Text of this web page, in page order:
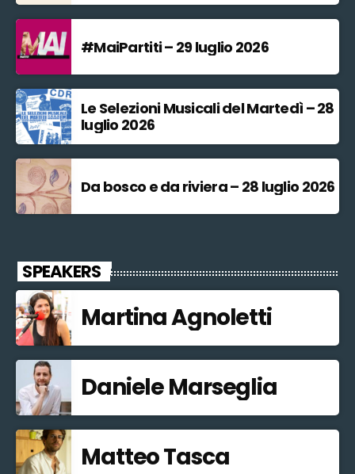
#MaiPartiti – 29 luglio 2026
Le Selezioni Musicali del Martedì – 28
luglio 2026
Da bosco e da riviera – 28 luglio 2026
SPEAKERS
Martina Agnoletti
Daniele Marseglia
Matteo Tasca